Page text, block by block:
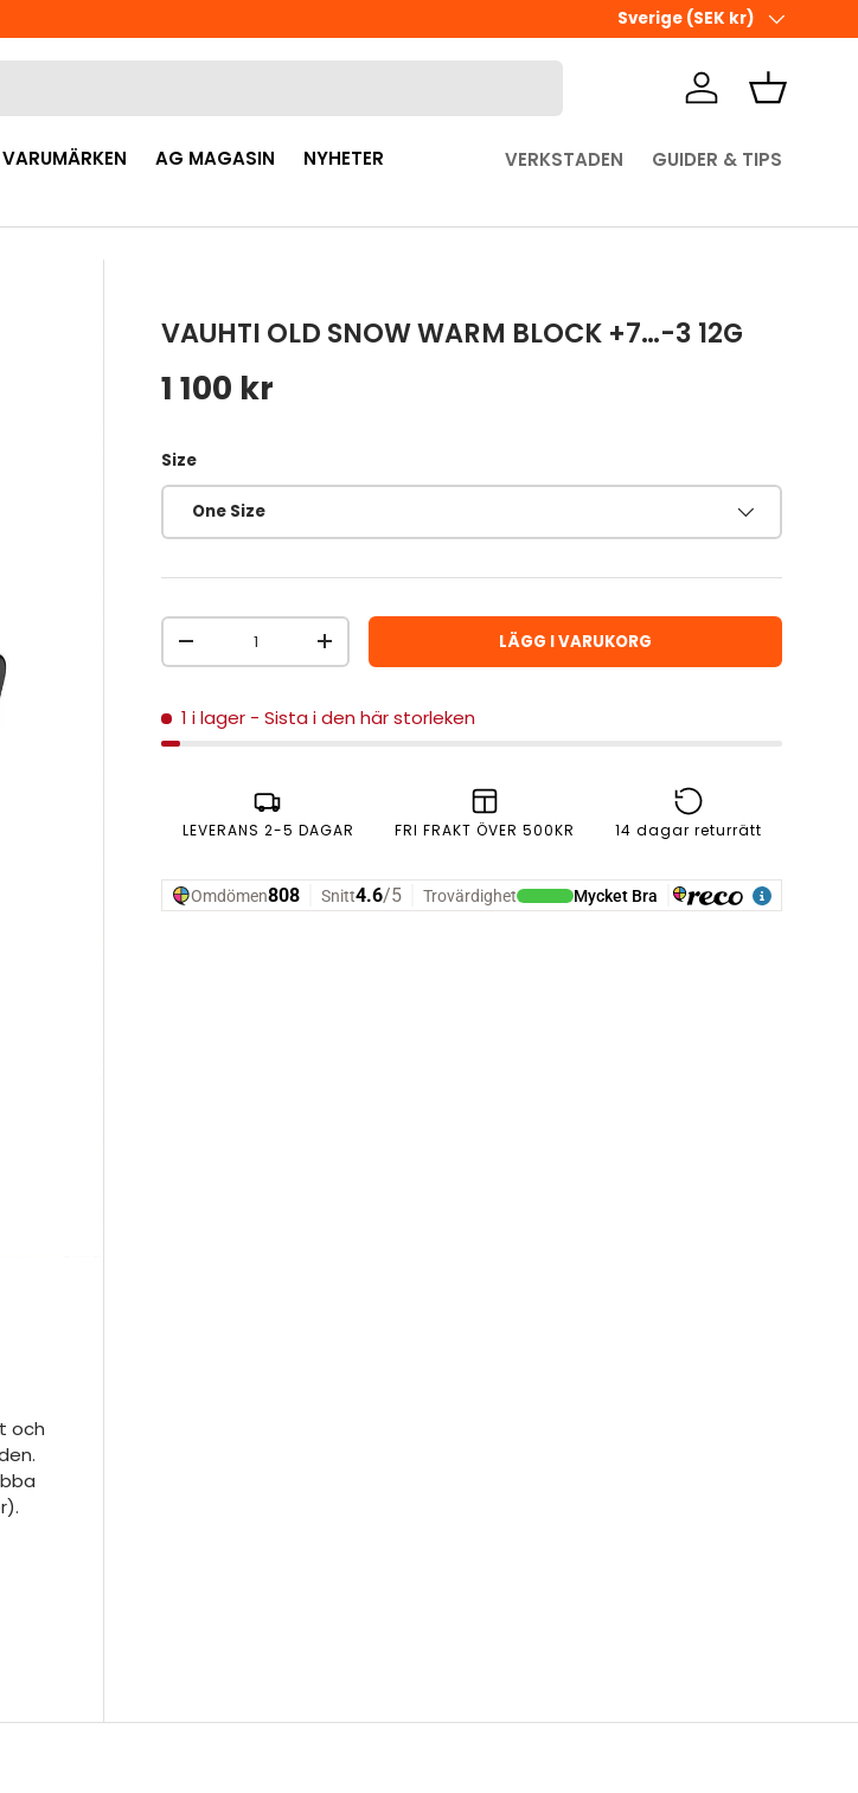
ÖPPETTIDER I BUTIKEN
Land/Region
Sverige (SEK kr)
Logga inKorg
VARUMÄRKEN AG MAGASIN
NYHETER
VERKSTADEN GUIDER & TIPS
VAUHTI OLD SNOW WARM BLOCK +7…-3 12G
Ordinarie pris
1 100 kr
Size
One Size
Antal
MINSKA ANTAL
ÖKA ANTAL LÄGG I VARUKORG
1 i lager - Sista i den här storleken
LEVERANS 2-5 DAGAR FRI FRAKT ÖVER 500KR 14 dagar returrätt
och